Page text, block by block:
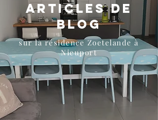
Articles de
blog
sur la résidence Zoetelande à
Nieuport